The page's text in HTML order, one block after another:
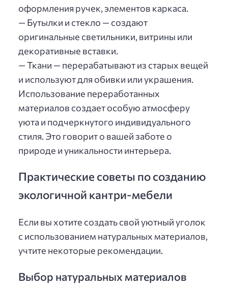
оформления ручек, элементов каркаса.
— Бутылки и стекло — создают
оригинальные светильники, витрины или
декоративные вставки.
— Ткани — перерабатывают из старых вещей
и используют для обивки или украшения.
Использование переработанных
материалов создает особую атмосферу
уюта и подчеркнутого индивидуального
стиля. Это говорит о вашей заботе о
природе и уникальности интерьера.
Практические советы по созданию
экологичной кантри-мебели
Если вы хотите создать свой уютный уголок
с использованием натуральных материалов,
учтите некоторые рекомендации.
Выбор натуральных материалов